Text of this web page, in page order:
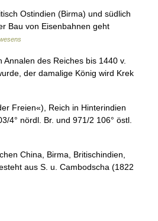
Ostindien (Birma) und südlich
Bau von Eisenbahnen geht
des Reiches bis 1440 v.
der damalige König wird Krek
Freien«), Reich in Hinterindien
4° nördl. Br. und 971/2 106° östl.
China, Birma, Britischindien,
aus S. u. Cambodscha (1822